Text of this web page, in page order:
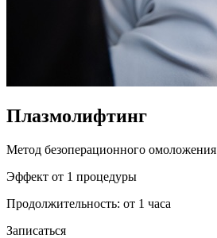
Плазмолифтинг
Метод безоперационного омоложения
Эффект от 1 процедуры
Продолжительность: от 1 часа
Записаться